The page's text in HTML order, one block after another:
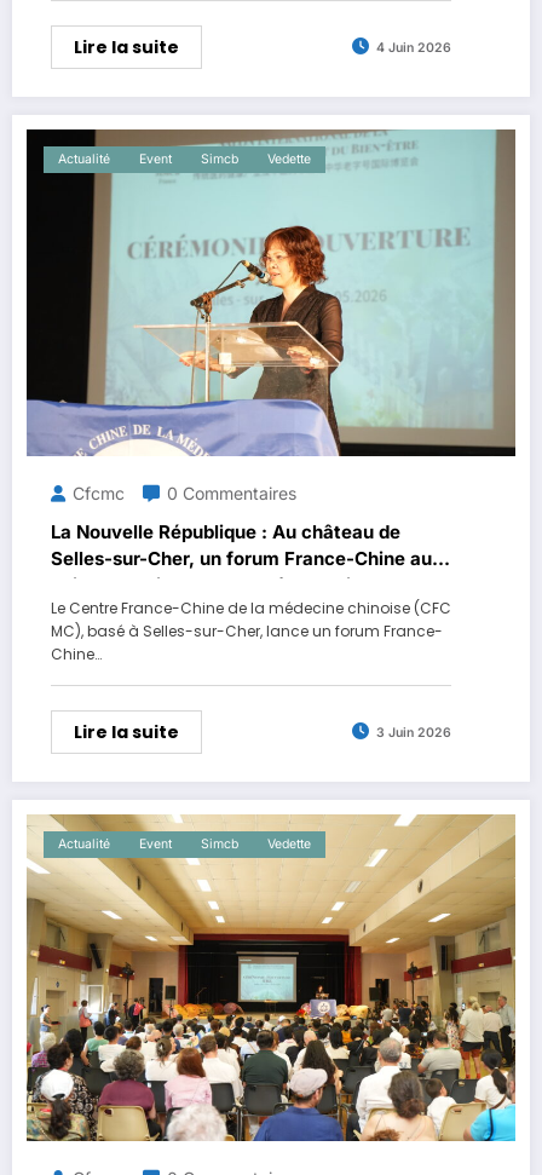
Lire la suite 4 Juin 2026
Actualité Event Simcb Vedette
Cfcmc 0 Commentaires
La Nouvelle République : Au château de
Selles-sur-Cher, un forum France-Chine aux
enjeux aussi culturels qu’économiques
Le Centre France-Chine de la médecine chinoise (CFC
MC), basé à Selles-sur-Cher, lance un forum France-
Chine…
Lire la suite 3 Juin 2026
Actualité Event Simcb Vedette